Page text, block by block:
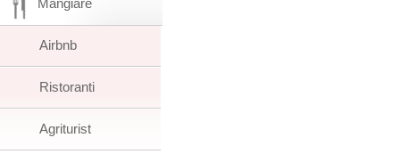
Mangiare
Airbnb
Ristoranti
Agriturist